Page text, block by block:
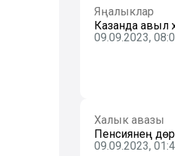
Яңалыклар
Казанда авыл
09.09.2023,
Халык авазы
Пенсиянең
09.09.2023,